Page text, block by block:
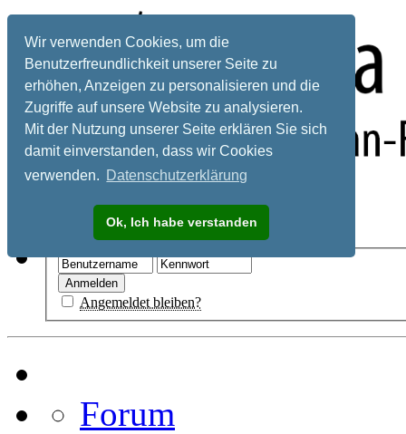
Wir verwenden Cookies, um die
Benutzerfreundlichkeit unserer Seite zu
erhöhen, Anzeigen zu personalisieren und die
Zugriffe auf unsere Website zu analysieren.
Mit der Nutzung unserer Seite erklären Sie sich
damit einverstanden, dass wir Cookies
verwenden. Datenschutzerklärung
Ok, Ich habe verstanden
Registrieren
Angemeldet bleiben?
Forum